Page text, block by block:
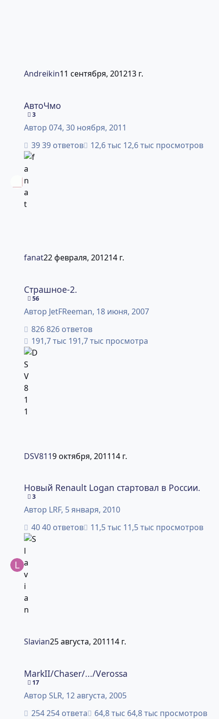
Andreikin11 сентября, 201213 г.
АвтоЧмо
3
Автор 074, 30 ноября, 2011
39 ответов
12,6 тыс просмотров
fanat22 февраля, 201214 г.
Страшное-2.
56
Автор JetFReeman, 18 июня, 2007
826 ответов
191,7 тыс просмотра
DSV8119 октября, 201114 г.
Новый Renault Logan стартовал в России.
3
Автор LRF, 5 января, 2010
40 ответов
11,5 тыс просмотров
Slavian25 августа, 201114 г.
MarkII/Chaser/.../Verossa
17
Автор SLR, 12 августа, 2005
254 ответа
64,8 тыс просмотров